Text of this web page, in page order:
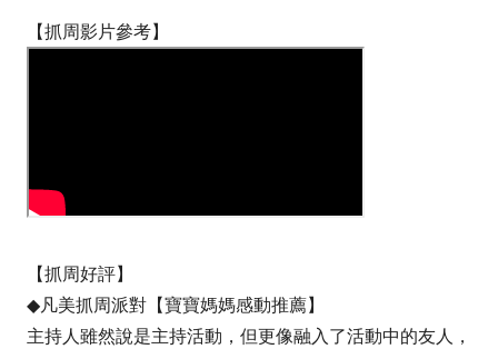
【抓周影片參考】
【抓周好評】
◆凡美抓周派對【寶寶媽媽感動推薦】
主持人雖然說是主持活動，但更像融入了活動中的友人，